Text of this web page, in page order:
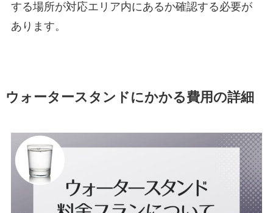
する場所が対応エリア内にあるか確認する必要が
あります。
ウォータースタンドにかかる費用の詳細